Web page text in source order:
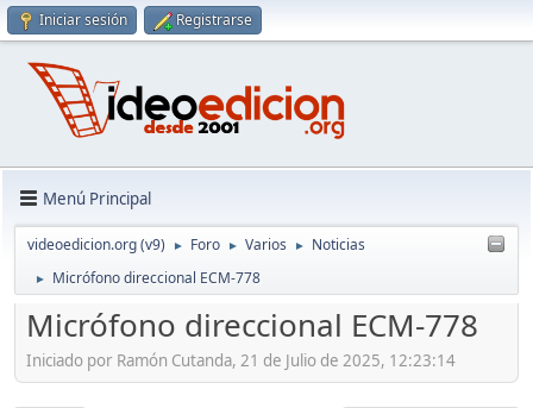
Iniciar sesión Registrarse
Menú Principal
videoedicion.org (v9) ► Foro ► Varios ► Noticias
► Micrófono direccional ECM-778
Micrófono direccional ECM-778
Iniciado por Ramón Cutanda, 21 de Julio de 2025, 12:23:14